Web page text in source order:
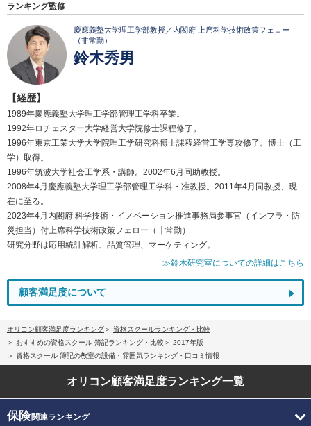
ランキング監修
慶應義塾大学理工学部教授／内閣府 上席科学技術政策フェロー
（非常勤）
鈴木秀男
【経歴】
1989年慶應義塾大学理工学部管理工学科卒業。
1992年ロチェスター大学経営大学院修士課程修了。
1996年東京工業大学大学院理工学研究科博士課程経営工学専攻修了。博士（工
学）取得。
1996年筑波大学社会工学系・講師。2002年6月同助教授。
2008年4月慶應義塾大学理工学部管理工学科・准教授。2011年4月同教授、現
在に至る。
2023年4月内閣府 科学技術・イノベーション推進事務局参事官（インフラ・防
災担当）付上席科学技術政策フェロー（非常勤）
研究分野は応用統計解析、品質管理、マーケティング。
≫鈴木研究室についての詳細はこちら
顧客満足度について
オリコン顧客満足度ランキング
資格スクールランキング・比較
おすすめの資格スクール 簿記ランキング・比較
2017年版
資格スクール 簿記の教室の設備・雰囲気ランキング・口コミ情報
オリコン顧客満足度ランキング一覧
保険関連ランキング